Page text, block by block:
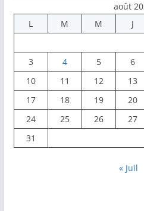
août
L
M M J
3
4 5 6
10
11 12 13
17
18 19 20
24
25 26 27
31
« Juil